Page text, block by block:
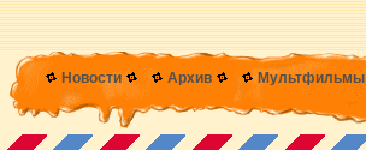
Новости Архив Мультфильмы